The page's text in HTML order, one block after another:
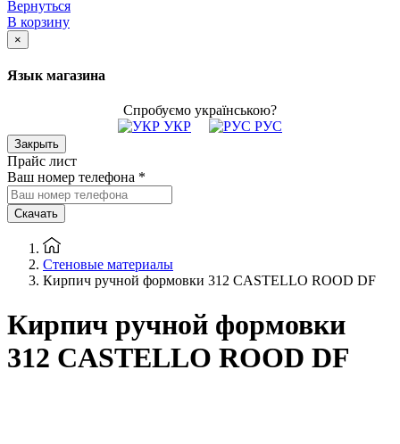
Вернуться
В корзину
×
Язык магазина
Спробуємо українською?
УКР
РУС
Закрыть
Прайс лист
Ваш номер телефона *
Скачать
Стеновые материалы
Кирпич ручной формовки 312 CASTELLO ROOD DF
Кирпич ручной формовки
312 CASTELLO ROOD DF